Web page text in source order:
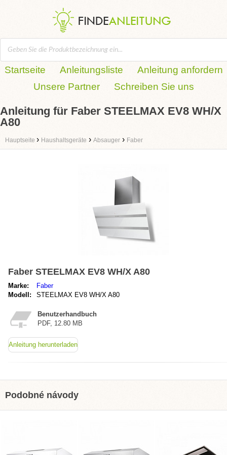
Startseite Anleitungsliste
Anleitung anfordern
Unsere Partner
Schreiben Sie uns
Anleitung für Faber STEELMAX EV8 WH/X
A80
Hauptseite › Haushaltsgeräte › Absauger › Faber
Faber STEELMAX EV8 WH/X A80
Marke:
Faber
Modell:
STEELMAX EV8 WH/X A80
Benutzerhandbuch
PDF, 12.80 MB
Anleitung herunterladen
Podobné návody